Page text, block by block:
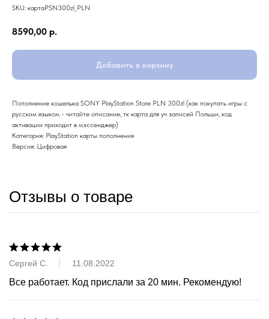
SKU: картаPSN300zl_PLN
8590,00 р.
Добавить в корзину
Пополнение кошелька SONY PlayStation Store PLN 300zl (как покупать игры с
русским языком - читайте описание, тк карта для уч записей Польши, код
активации приходит в мэссенджер)
Категория: PlayStation карты пополнения
Версия: Цифровая
Отзывы о товаре
Сергей С. 11.08.2022
Все работает. Код прислали за 20 мин. Рекомендую!